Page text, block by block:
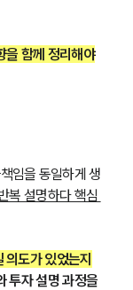
을 함께 정리해야
임을 동일하게 생
복 설명하다 핵심
의도가 있었는지
투자 설명 과정을